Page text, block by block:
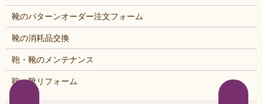
靴のパターンオーダー注文フォーム
靴の消耗品交換
鞄・靴のメンテナンス
鞄・靴リフォーム